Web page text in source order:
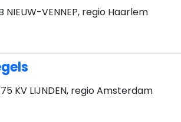
NIEUW-VENNEP, regio Haarlem
KV LIJNDEN, regio Amsterdam